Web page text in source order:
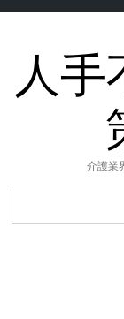
content
人手
介護業